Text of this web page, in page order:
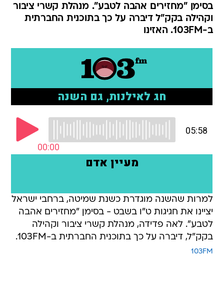
בסימן "מחזירים אהבה לטבע". מנהלת קשרי ציבור
וקהילה בקק"ל דיברה על כך בתוכנית החברתית
ב-103FM. האזינו
למרות שהשנה מוגדרת כשנת שמיטה, ברחבי ישראל
יציינו את חגיגות ט"ו בשבט - בסימן "מחזירים אהבה
לטבע". לאה פדידה, מנהלת קשרי ציבור וקהילה
בקק"ל, דיברה על כך בתוכנית החברתית ב-103FM.
103FM